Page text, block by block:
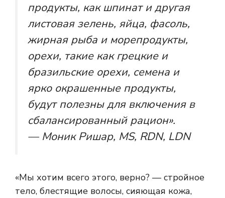
продукты, как шпинат и другая
листовая зелень, яйца, фасоль,
жирная рыба и морепродукты,
орехи, такие как грецкие и
бразильские орехи, семена и
ярко окрашенные продукты,
будут полезны для включения в
сбалансированный рацион».
— Моник Ришар, MS, RDN, LDN
«Мы хотим всего этого, верно? — стройное
тело, блестящие волосы, сияющая кожа,